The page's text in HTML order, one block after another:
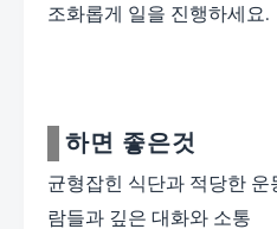
조화롭게 일을 진행하세요.
하면 좋은것
균형잡힌 식단과 적당한
람들과 깊은 대화와 소통